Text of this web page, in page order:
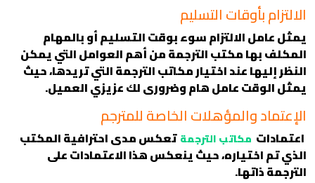
الالتزام بأوقات التسليم
يمثل عامل الالتزام سوء بوقت التسليم أو بالمهام
المكلف بها مكتب الترجمة من أهم العوامل التي يمكن
النظر إليها عند اختيار مكاتب الترجمة التي تريدها، حيث
يمثل الوقت عامل هام وضرورى لك عزيزي العميل.
الإعتماد والمؤهلات الخاصة للمترجم
اعتمادات مكاتب الترجمةتعكس مدى احترافية المكتب
الذي تم اختياره، حيث ينعكس هذا الاعتمادات على
الترجمة ذاتها.